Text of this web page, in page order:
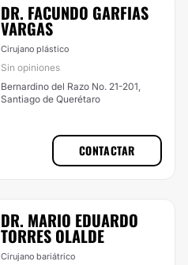
DR. FACUNDO GARFIAS
VARGAS
Cirujano plástico
Sin opiniones
Bernardino del Razo No. 21-201,
Santiago de Querétaro
CONTACTAR
DR. MARIO EDUARDO
TORRES OLALDE
Cirujano bariátrico